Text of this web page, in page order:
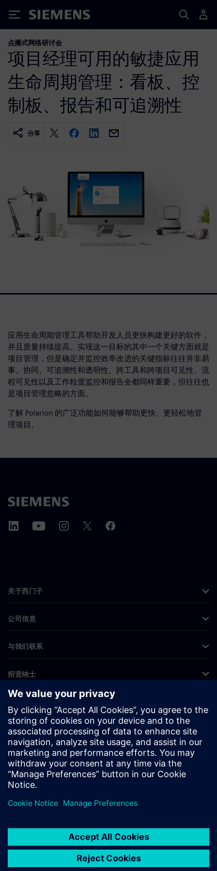
Siemens
点播式网络研讨会
项目经理可用的敏捷应用
生命周期管理：看板、控
制板、报告和可追溯性
分享
应用生命周期管理工具帮助开发人员更快构建更好的软件，
并且质量持续提高。实现这一目标的其中一个关键方面就是
项目管理，但是确定并监控效率改进的关键指标往往并非易
事。协同、可追溯性和透明性、跨工具和跨项目可见性、流
程可见性以及工作粒度监控和报告全都同样重要，但往往也
是项目管理忽略的方面。
了解 Polarion 的广泛功能如何能够帮助更快、更轻松地管
理项目。
关于西门子
公司信息
与我们联系
招贤纳士
©Siemens 2026
企业信息
隐私声明
Cookie 声明
使用条款
数字身份证